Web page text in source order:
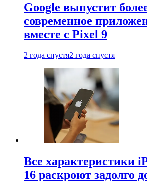
Google выпустит
современное
вместе с Pixel 9
2 года спустя2 года спустя
Все характеристики
16 раскроют задолго